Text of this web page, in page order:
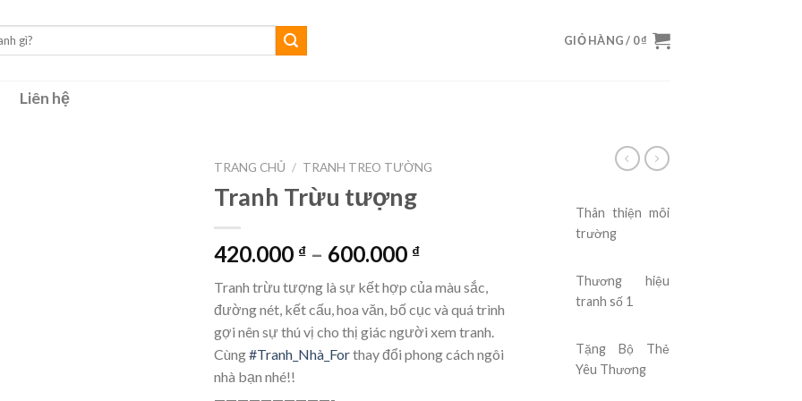
GIỎ HÀNG / 0₫
Liên hệ
TRANG CHỦ / TRANH TREO TƯỜNG
Tranh Trừu tượng
420.000 ₫ – 600.000 ₫
Tranh trừu tượng là sự kết hợp của màu sắc,
đường nét, kết cấu, hoa văn, bố cục và quá trình
gợi nên sự thú vị cho thị giác người xem tranh.
Cùng#Tranh_Nhà_Forthay đổi phong cách ngôi
nhà bạn nhé!!
Thân thiệnmôi
trường
Thương hiệu
tranh số 1
Tặng Bộ Thẻ
Yêu Thương